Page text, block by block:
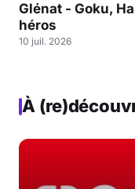
Glénat - Goku,
héros
10 juil. 2026
À